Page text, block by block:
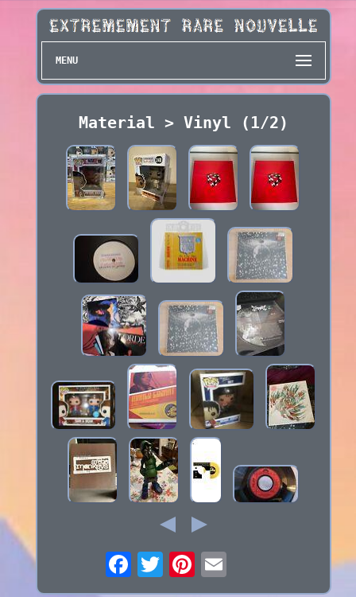
MENU
Material > Vinyl (1/2)